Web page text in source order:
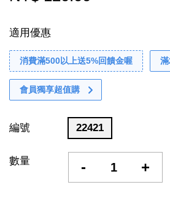
適用優惠
消費滿500以上送5%回饋金喔
會員獨享超值購
編號 22421
數量 - +